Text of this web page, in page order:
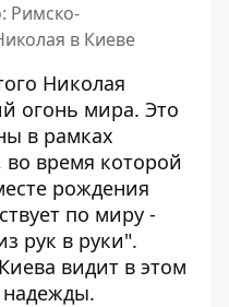
Римско-
в Киеве
Николая
огонь мира. Это
в рамках
время которой
рождения
по миру -
рук в руки".
видит в этом